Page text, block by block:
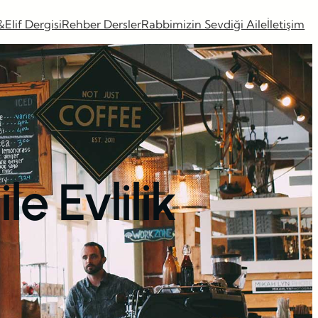
DergisiRehber DerslerRabbimizin Sevdiği Aileİletişim
Evlilik